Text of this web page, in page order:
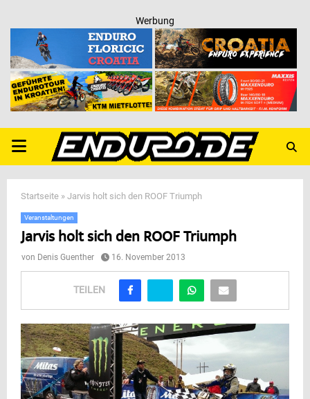
Werbung
PRIMARY
MENU
Startseite » Jarvis holt sich den ROOF Triumph
Veranstaltungen
Jarvis holt sich den ROOF Triumph
von Denis Guenther 16. November 2013
TEILEN